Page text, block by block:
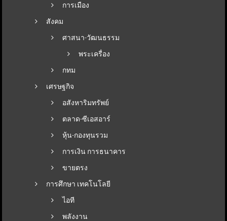
การเมือง
สังคม
ศาสนา-วัฒนธรรม
พระเครื่อง
กทม
เศรษฐกิจ
อสังหาริมทรัพย์
ตลาด-ซีเอสอาร์
หุ้น-กองทุนรวม
การเงิน การธนาคาร
ขายตรง
การศึกษา เทคโนโลยี
ไอที
พลังงาน